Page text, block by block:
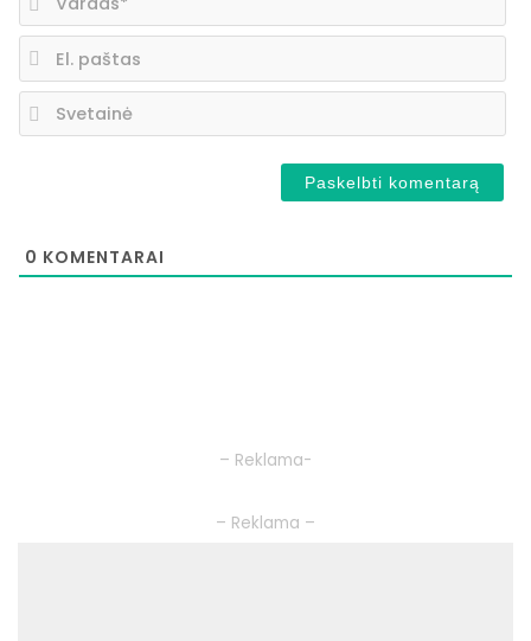
0 KOMENTARAI
– Reklama-
– Reklama –